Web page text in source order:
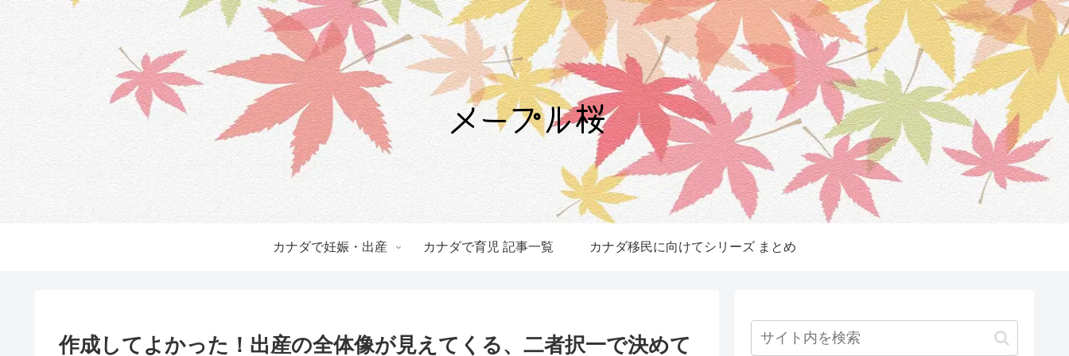
カナダで妊娠・出産 カナダで育児 記事一覧 カナダ移民に向けてシリーズ まとめ
作成してよかった！出産の全体像が見えてくる、二者択一で決めて